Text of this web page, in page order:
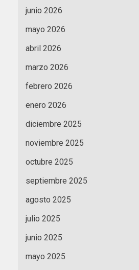
junio 2026
mayo 2026
abril 2026
marzo 2026
febrero 2026
enero 2026
diciembre 2025
noviembre 2025
octubre 2025
septiembre 2025
agosto 2025
julio 2025
junio 2025
mayo 2025